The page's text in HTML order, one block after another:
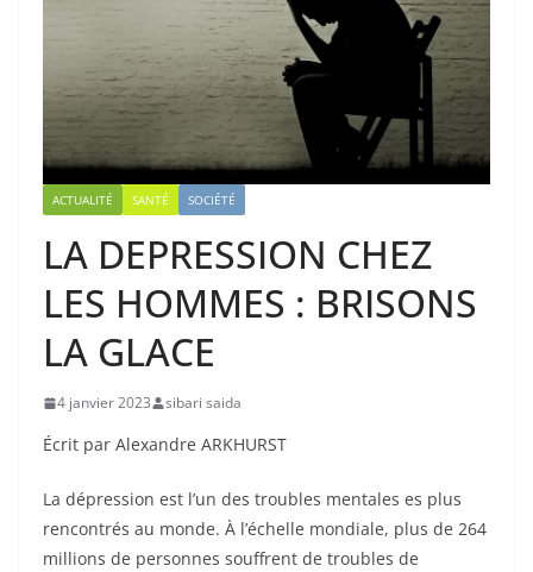
ACTUALITÉ SANTÉ SOCIÉTÉ
LA DEPRESSION CHEZ
LES HOMMES : BRISONS
LA GLACE
4 janvier 2023 sibari saida
Écrit par Alexandre ARKHURST
La dépression est l’un des troubles mentales es plus
rencontrés au monde. À l’échelle mondiale, plus de 264
millions de personnes souffrent de troubles de